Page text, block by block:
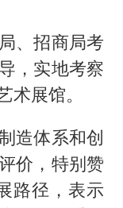
、招商局考
，实地考察
展馆。
造体系和创
价，特别赞
路径，表示